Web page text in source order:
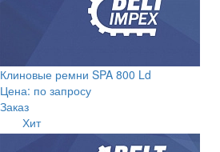
Клиновые ремни SPA 800 Ld
Цена: по запросу
Заказ
Хит